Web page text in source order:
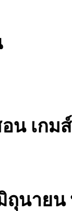
น เกม
ถุนายน